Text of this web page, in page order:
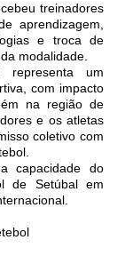
treinadores
aprendizagem,
e troca de
modalidade.
representa um
com impacto
na região de
e os atletas
coletivo com
capacidade do
de Setúbal em